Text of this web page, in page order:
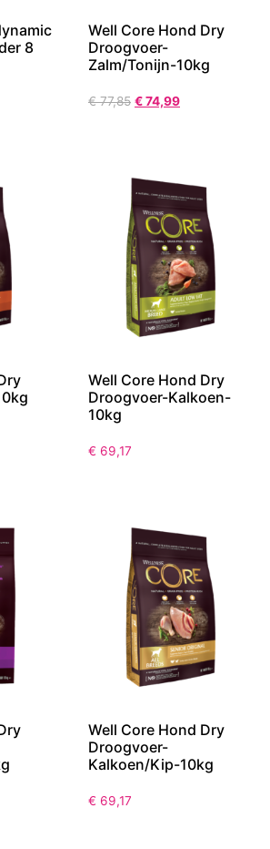
8
Well Core Hond Dry
Droogvoer-
Zalm/Tonijn-10kg
€77,85 €74,99
Well Core Hond Dry
Droogvoer-Kalkoen-
10kg
€ 69,17
Well Core Hond Dry
Droogvoer-
Kalkoen/Kip-10kg
€ 69,17